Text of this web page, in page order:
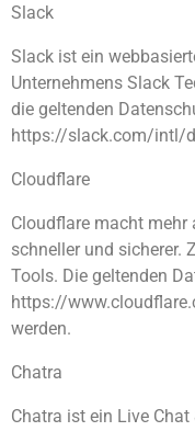
Slack
Slack ist ein
Unternehmens Slack
die geltenden
https://slack.com/intl/
Cloudflare
Cloudflare macht mehr
schneller und sicherer.
Tools. Die geltenden
https://
werden.
Chatra
Chatra ist ein Live